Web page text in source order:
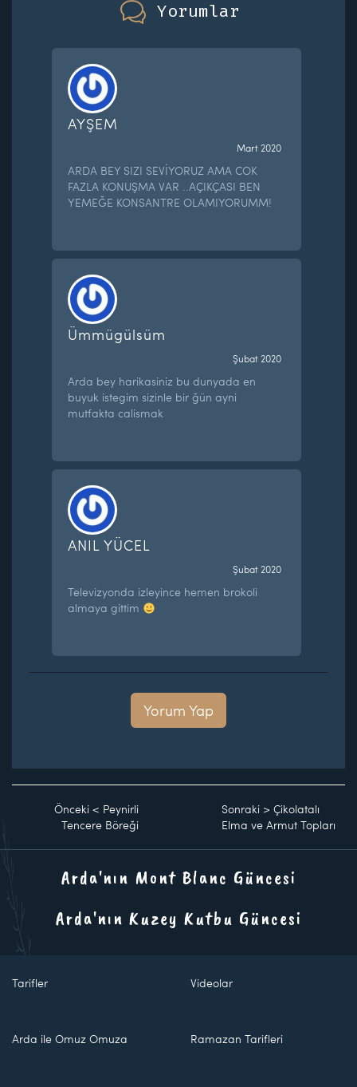
Yorumlar
AYŞEM
Mart 2020
ARDA BEY SIZI SEVİYORUZ AMA COK
FAZLA KONUŞMA VAR ..AÇIKÇASI BEN
YEMEĞE KONSANTRE OLAMIYORUMM!
Ümmügülsüm
Şubat 2020
Arda bey harikasiniz bu dunyada en
buyuk istegim sizinle bir ğün ayni
mutfakta calismak
ANIL YÜCEL
Şubat 2020
Televizyonda izleyince hemen brokoli
almaya gittim
Yorum Yap
Önceki < Peynirli
Tencere Böreği
Sonraki >Çikolatalı
Elma ve Armut Topları
Arda'nın Mont Blanc Güncesi
Arda'nın Kuzey Kutbu Güncesi
Tarifler Videolar
Arda ile Omuz Omuza Ramazan Tarifleri